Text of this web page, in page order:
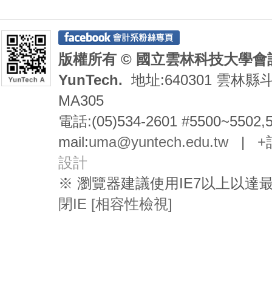
版權所有 © 國立雲林科技大學
YunTech. 地址:640301 雲林縣
MA305
電話:(05)534-2601
mail:uma@yuntech.edu.tw| +
設計
※ 瀏覽器建議使用IE7以上以達
閉IE [相容性檢視]